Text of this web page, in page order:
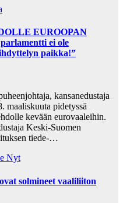
EUROOPAN
ei ole
paikka!”
kansanedustaja
maaliskuuta pidetyssä
kevään eurovaaleihin.
Keski-Suomen
tiede-…
Nyt
solmineet vaaliliiton